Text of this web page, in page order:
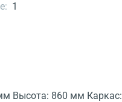
1
Высота: 860 мм Каркас: